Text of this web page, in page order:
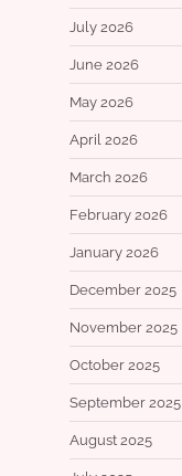
July 2026
June 2026
May 2026
April 2026
March 2026
February 2026
January 2026
December 2025
November 2025
October 2025
September 2025
August 2025